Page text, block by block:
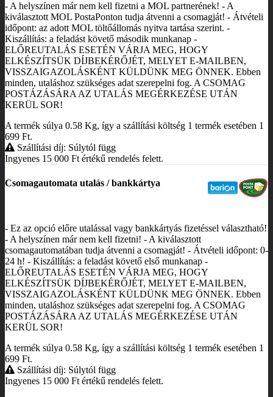
- A helyszínen már nem kell fizetni a MOL partnerének! - A
kiválasztott MOL PostaPonton tudja átvenni a csomagját! - Átvételi
időpont: az adott MOL töltőállomás nyitva tartása szerint. -
Kiszállítás: a feladást követő második munkanap -
ELŐREUTALÁS ESETÉN VÁRJA MEG, HOGY
ELKÉSZÍTSÜK DÍJBEKÉRŐJÉT, MELYET E-MAILBEN,
VISSZAIGAZOLÁSKÉNT KÜLDÜNK MEG ÖNNEK. Ebben
minden, utaláshoz szükséges adat szerepelni fog. A CSOMAG
POSTÁZÁSÁRA AZ UTALÁS MEGÉRKEZÉSE UTÁN
KERÜL SOR!
A termék súlya 0.58 Kg, így a szállítási költség 1 termék esetében 1
699 Ft.
Szállítási díj: Súlytól függ
Ingyenes 15 000 Ft értékű rendelés felett.
Csomagautomata utalás / bankkártya
- Ez az opció előre utalással vagy bankkártyás fizetéssel választható!
- A helyszínen már nem kell fizetni! - A kiválasztott
csomagautomatában tudja átvenni a csomagját! - Átvételi időpont: 0-
24 h! - Kiszállítás: a feladást követő első munkanap -
ELŐREUTALÁS ESETÉN VÁRJA MEG, HOGY
ELKÉSZÍTSÜK DÍJBEKÉRŐJÉT, MELYET E-MAILBEN,
VISSZAIGAZOLÁSKÉNT KÜLDÜNK MEG ÖNNEK. Ebben
minden, utaláshoz szükséges adat szerepelni fog. A CSOMAG
POSTÁZÁSÁRA AZ UTALÁS MEGÉRKEZÉSE UTÁN
KERÜL SOR!
A termék súlya 0.58 Kg, így a szállítási költség 1 termék esetében 1
699 Ft.
Szállítási díj: Súlytól függ
Ingyenes 15 000 Ft értékű rendelés felett.